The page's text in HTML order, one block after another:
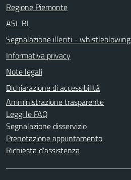
Regione Piemonte
ASL BI
Segnalazione illeciti - whistleblowing
Informativa privacy
Note legali
Dichiarazione di accessibilità
Amministrazione trasparente
Leggi le FAQ
Segnalazione disservizio
Prenotazione appuntamento
Richiesta d'assistenza